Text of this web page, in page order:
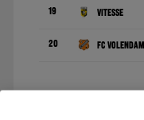
19 Vitesse
20 FC Volendam